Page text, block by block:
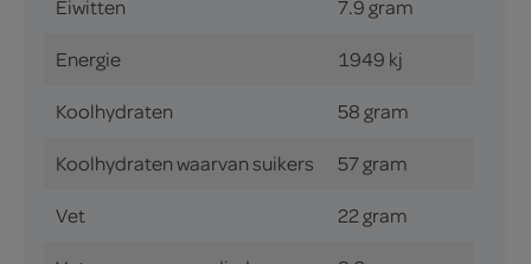
Eiwitten 7.9 gram
Energie 1949 kj
Koolhydraten 58 gram
Koolhydraten waarvan suikers 57 gram
Vet 22 gram